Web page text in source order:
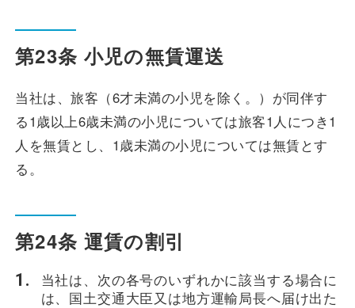
第23条 小児の無賃運送
当社は、旅客（6才未満の小児を除く。）が同伴す
る1歳以上6歳未満の小児については旅客1人につき1
人を無賃とし、1歳未満の小児については無賃とす
る。
第24条 運賃の割引
当社は、次の各号のいずれかに該当する場合に
は、国土交通大臣又は地方運輸局長へ届け出た